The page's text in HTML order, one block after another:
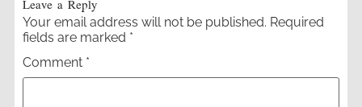
Leave a Reply
Your email address will not be published. Required
fields are marked *
Comment *